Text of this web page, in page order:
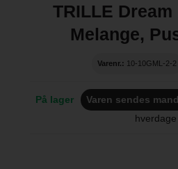
TRILLE
Melange,
Varenr.: 10-10GML-2-2
På lager Varen sendes
hverdage